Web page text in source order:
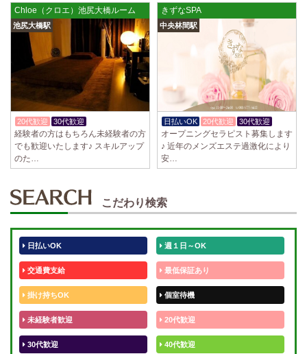
Chloe（クロエ）池尻大橋ルーム
池尻大橋駅
20代歓迎 30代歓迎
経験者の方はもちろん未経験者の方
でも歓迎いたします♪ スキルアップ
のた…
きずなSPA
中央林間駅
日払いOK 20代歓迎 30代歓迎
オープニングセラピスト募集します
♪ 近年のメンズエステ過激化により
安…
こだわり検索
日払いOK 週１日～OK
交通費支給 最低保証あり
掛け持ちOK 個室待機
未経験者歓迎 20代歓迎
30代歓迎 40代歓迎